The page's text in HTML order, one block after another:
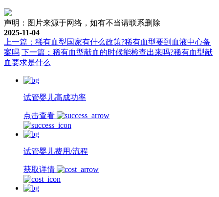
声明：图片来源于网络，如有不当请联系删除
2025-11-04
上一篇：稀有血型国家有什么政策?稀有血型要到血液中心备
案吗 下一篇：稀有血型献血的时候能检查出来吗?稀有血型献
血要求是什么
试管婴儿高成功率
点击查看
试管婴儿费用/流程
获取详情